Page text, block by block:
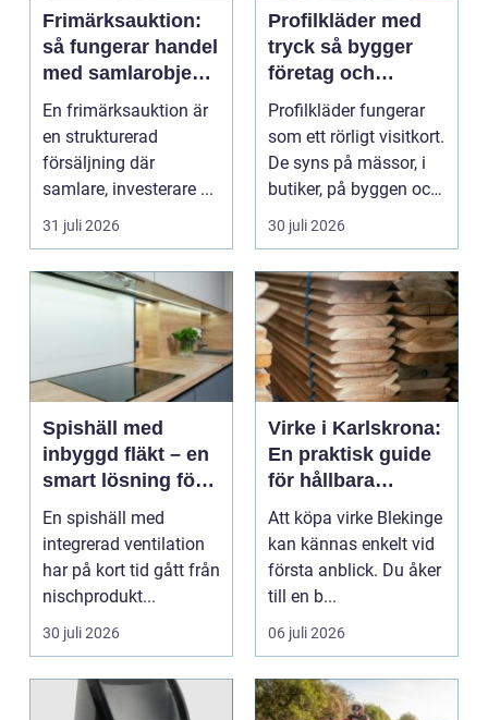
Frimärksauktion:
så fungerar handel
med samlarobjekt i
praktiken
En frimärksauktion är
en strukturerad
försäljning där
samlare, investerare ...
31 juli 2026
Profilkläder med
tryck så bygger
företag och
klubbar en
starkare identitet
Profilkläder fungerar
som ett rörligt visitkort.
De syns på mässor, i
butiker, på byggen och
längs v...
30 juli 2026
Spishäll med
inbyggd fläkt – en
smart lösning för
moderna kök
En spishäll med
integrerad ventilation
har på kort tid gått från
nischprodukt...
30 juli 2026
Virke i Karlskrona:
En praktisk guide
för hållbara
byggprojekt
Att köpa virke Blekinge
kan kännas enkelt vid
första anblick. Du åker
till en b...
06 juli 2026